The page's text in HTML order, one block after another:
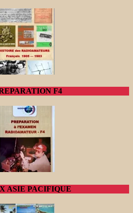
F4
ASIE PACIFIQUE